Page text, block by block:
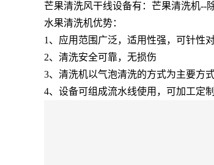
芒果清洗风干线设备有：芒果清洗机--
水果清洗机优势：
1、应用范围广泛，适用性强，可针性
2、清洗安全可靠，无损伤
3、清洗机以气泡清洗的方式为主要方
4、设备可组成流水线使用，可加工定制